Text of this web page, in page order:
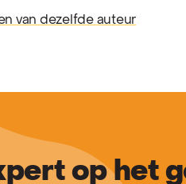
van dezelfde auteur
op het